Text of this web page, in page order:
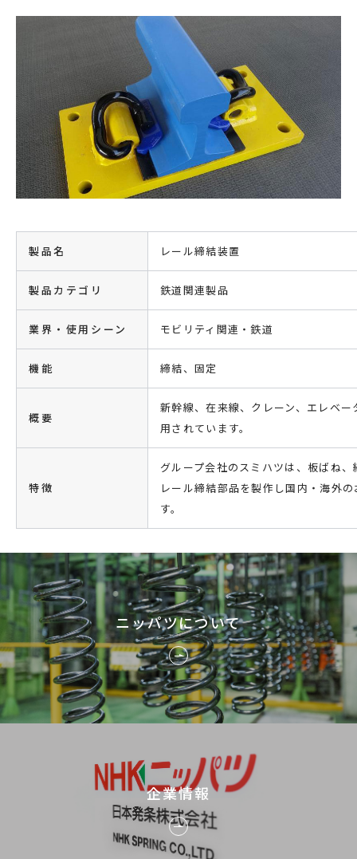
製品名 レール締結装置
製品カテゴリ 鉄道関連製品
業界・使用シーン モビリティ関連・鉄道
機能 締結、固定
概要
新幹線、在来線、クレーン、エレベ
用されています。
特徴
グループ会社のスミハツは、板ばね
レール締結部品を製作し国内・海外
す。
ニッパツについて
企業情報